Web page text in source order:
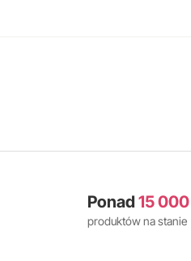
Ponad 15 000
produktów na stanie